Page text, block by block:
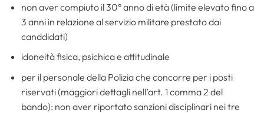
non aver compiuto il 30° anno di età (limite elevato fino a
3 anni in relazione al servizio militare prestato dai
canddidati)
idoneità fisica, psichica e attitudinale
per il personale della Polizia che concorre per i posti
riservati (maggiori dettagli nell’art. 1 comma 2 del
bando): non aver riportato sanzioni disciplinari nei tre